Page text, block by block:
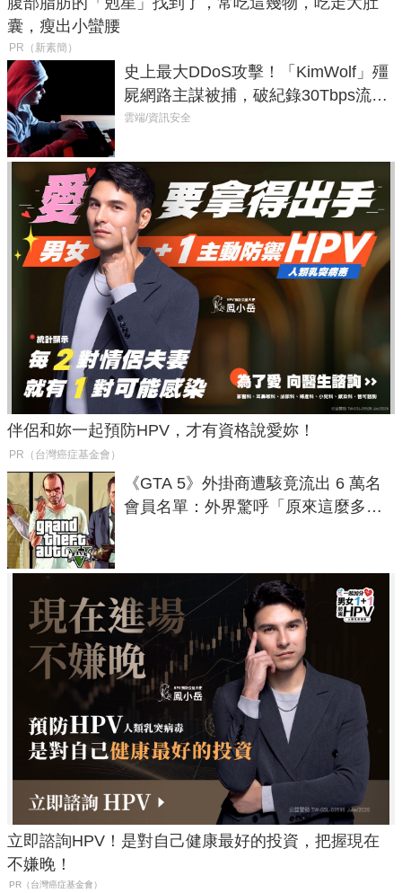
囊，瘦出小蠻腰
PR（新素簡）
史上最大DDoS攻擊！「KimWolf」殭
屍網路主謀被捕，破紀錄30Tbps流量
癱瘓全球！
雲端/資訊安全
伴侶和妳一起預防HPV，才有資格說愛妳！
PR（台灣癌症基金會）
《GTA 5》外掛商遭駭竟流出 6 萬名
會員名單：外界驚呼「原來這麼多人
立即諮詢HPV！是對自己健康最好的投資，把握現在
不嫌晚！
PR（台灣癌症基金會）